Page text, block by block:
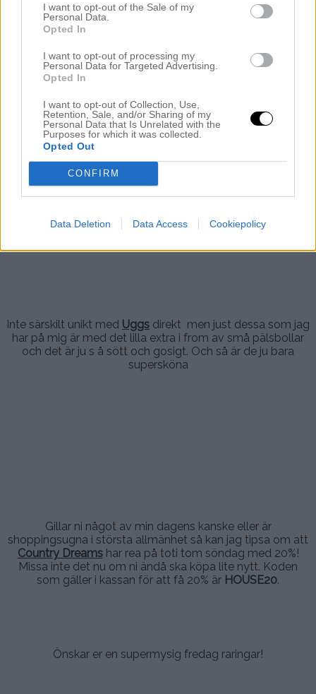
I want to opt-out of the Sale of my
Personal Data.
Opted In
I want to opt-out of processing my
Personal Data for Targeted Advertising.
Opted In
I want to opt-out of Collection, Use,
Retention, Sale, and/or Sharing of my
Personal Data that Is Unrelated with the
Purposes for which it was collected.
Opted Out
CONFIRM
Data Deletion Data Access Cookiepolicy
På picsen har jag min sprillans nya vinterjacka och hur fin är
den inte? LOVE på den. 1. Den är grön. Jag älskar skogs-
militärgrönt.Så fab ju. 2 Den är precis lagom lång och tight
och varm. Man känner sig inte som en övervarm
Michelingubben! 3. Unik! Har inte sett denna på någons
annan (än:) Lite kul ändå. Märket är Blonde No 8.
.
.
Inte särskilt unikt med Uggs direkt men just dessa som jag
har på mig är med det lilla extra i from av små pälsbollar
och det är ju s å sött och gosigt. Och så är de ju bara
supersköna
Gillar ni något av min dagens kanske eller är
shoppingsugna i största allmänhet så kan jag tipsa om att
Country Dreamshar rea på toti tom söndag med 20%!
Missa inte det nu om ni ändå ska köpa lite nytt. Koden
som gäller i kassan för att få 20% är HOUSE20.
Önskar er en supermysig fredag raringar!